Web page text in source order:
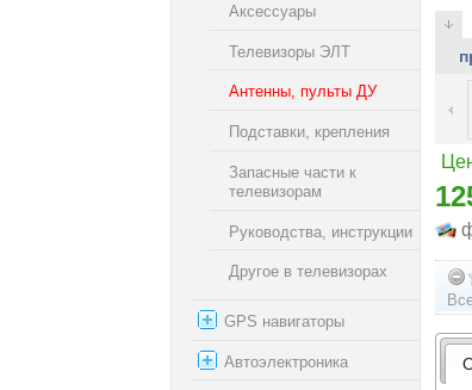
Аксессуары
Телевизоры ЭЛТ
Антенны, пульты ДУ
Подставки, крепления
Запасные части к
телевизорам
Руководства, инструкции
Другое в телевизорах
GPS навигаторы
Автоэлектроника